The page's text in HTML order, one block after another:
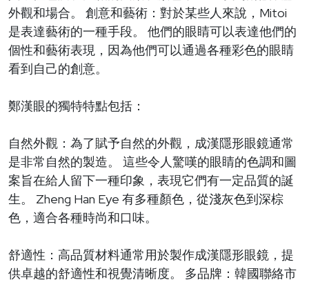
外觀和場合。 創意和藝術：對於某些人來說，Mitoi
是表達藝術的一種手段。 他們的眼睛可以表達他們的
個性和藝術表現，因為他們可以通過各種彩色的眼睛
看到自己的創意。
鄭漢眼的獨特特點包括：
自然外觀：為了賦予自然的外觀，成漢隱形眼鏡通常
是非常自然的製造。 這些令人驚嘆的眼睛的色調和圖
案旨在給人留下一種印象，表現它們有一定品質的誕
生。 Zheng Han Eye 有多種顏色，從淺灰色到深棕
色，適合各種時尚和口味。
舒適性：高品質材料通常用於製作成漢隱形眼鏡，提
供卓越的舒適性和視覺清晰度。 多品牌：韓國聯絡市